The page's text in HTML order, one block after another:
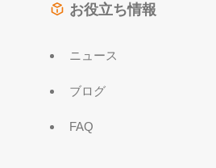
お役立ち情報
ニュース
ブログ
FAQ